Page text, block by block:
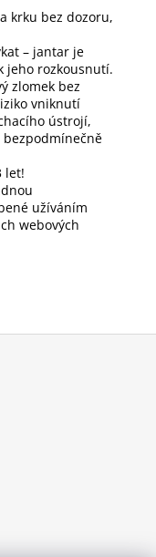
krku bez dozoru,
– jantar je
jeho rozkousnutí.
zlomek bez
vniknutí
ústrojí,
let!
užíváním
webových